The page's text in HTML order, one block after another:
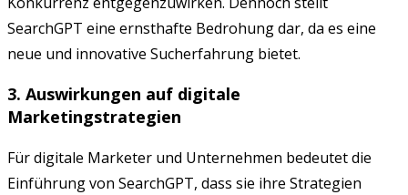
SearchGPT eine ernsthafte Bedrohung dar, da es eine
neue und innovative Sucherfahrung bietet.
3. Auswirkungen auf digitale
Marketingstrategien
Für digitale Marketer und Unternehmen bedeutet die
Einführung von SearchGPT, dass sie ihre Strategien